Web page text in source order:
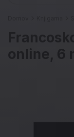
online, 6